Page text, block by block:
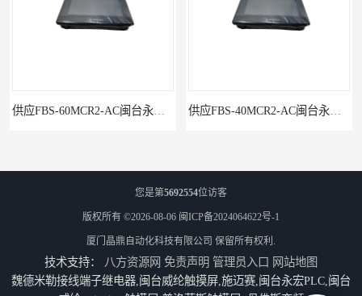
供应FBS-60MCR2-AC闽台永宏FATEKPLC 供应FBS-40MCR2-AC闽台永宏FATEKPLC
您是第5692554位访客
版权所有 ©2026-08-06 闽ICP备2024064622号-1
厦门晶鼎自动化科技有限公司 保留所有权利.
技术支持： 八方资源网 免责声明 管理员入口 网站地图
魏德米勒接线端子继电器,闽台威纶触摸屏,施迈赛,闽台永宏PLC,闽台